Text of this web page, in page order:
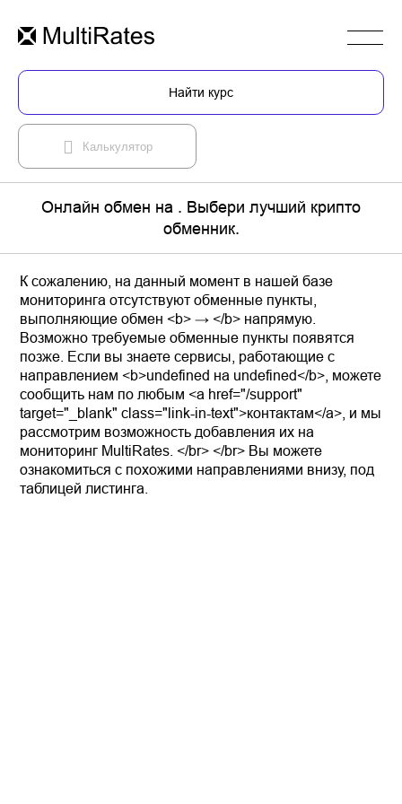
Найти курс
Калькулятор
Онлайн обмен на . Выбери лучший крипто
обменник.
К сожалению, на данный момент в нашей базе
мониторинга отсутствуют обменные пункты,
выполняющие обмен <b> → </b> напрямую.
Возможно требуемые обменные пункты появятся
позже. Если вы знаете сервисы, работающие с
направлением <b>undefined на undefined</b>, можете
сообщить нам по любым <a href="/support"
target="_blank" class="link-in-text">контактам</a>, и мы
рассмотрим возможность добавления их на
мониторинг MultiRates. </br> </br> Вы можете
ознакомиться с похожими направлениями внизу, под
таблицей листинга.